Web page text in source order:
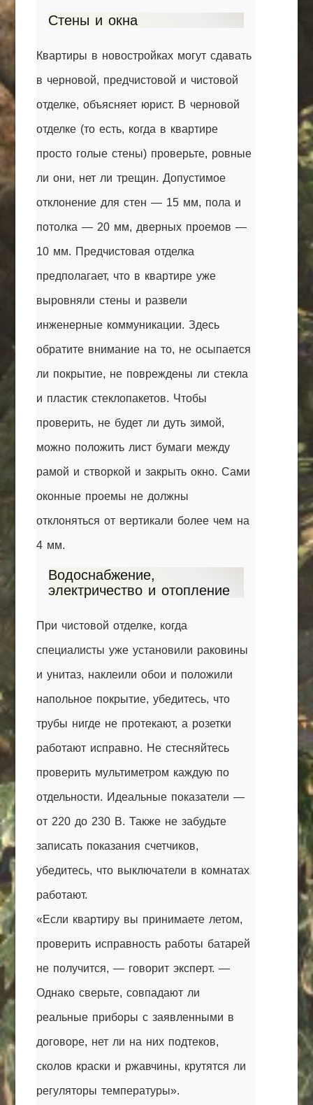
Стены и окна
Квартиры в новостройках могут сдавать
в черновой, предчистовой и чистовой
отделке, объясняет юрист. В черновой
отделке (то есть, когда в квартире
просто голые стены) проверьте, ровные
ли они, нет ли трещин. Допустимое
отклонение для стен — 15 мм, пола и
потолка — 20 мм, дверных проемов —
10 мм. Предчистовая отделка
предполагает, что в квартире уже
выровняли стены и развели
инженерные коммуникации. Здесь
обратите внимание на то, не осыпается
ли покрытие, не повреждены ли стекла
и пластик стеклопакетов. Чтобы
проверить, не будет ли дуть зимой,
можно положить лист бумаги между
рамой и створкой и закрыть окно. Сами
оконные проемы не должны
отклоняться от вертикали более чем на
4 мм.
Водоснабжение,
электричество и отопление
При чистовой отделке, когда
специалисты уже установили раковины
и унитаз, наклеили обои и положили
напольное покрытие, убедитесь, что
трубы нигде не протекают, а розетки
работают исправно. Не стесняйтесь
проверить мультиметром каждую по
отдельности. Идеальные показатели —
от 220 до 230 В. Также не забудьте
записать показания счетчиков,
убедитесь, что выключатели в комнатах
работают.
«Если квартиру вы принимаете летом,
проверить исправность работы батарей
не получится, — говорит эксперт. —
Однако сверьте, совпадают ли
реальные приборы с заявленными в
договоре, нет ли на них подтеков,
сколов краски и ржавчины, крутятся ли
регуляторы температуры».